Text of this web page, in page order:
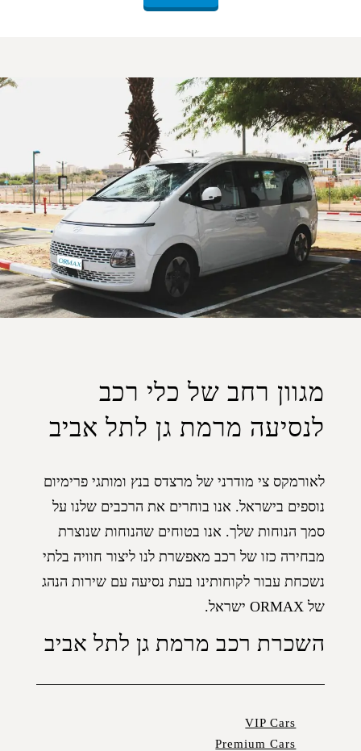
מגוון רחב של כלי רכב
לנסיעה מרמת גן לתל אביב
לאורמקס צי מודרני של מרצדס בנץ ומותגי פרימיום
נוספים בישראל. אנו בוחרים את הרכבים שלנו על
סמך הנוחות שלך. אנו בטוחים שהנוחות שנוצרת
מבחירה כזו של רכב מאפשרת לנו ליצור חוויה בלתי
נשכחת עבור לקוחותינו בעת נסיעה עם שירות הנהג
של ORMAX ישראל.
השכרת רכב מרמת גן לתל אביב
VIP Cars
Premium Cars